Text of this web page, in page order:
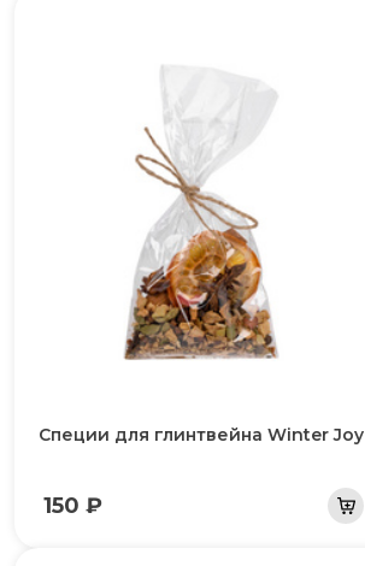
Специи для глинтвейна Winter Joy
150 ₽